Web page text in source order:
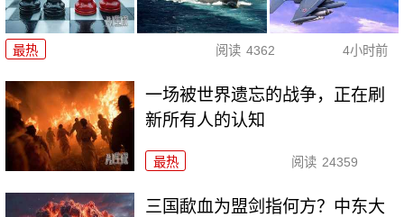
最热 阅读 4362 4小时前
一场被世界遗忘的战争，正在刷
新所有人的认知
最热 阅读 24359
三国歃血为盟剑指何方？中东大